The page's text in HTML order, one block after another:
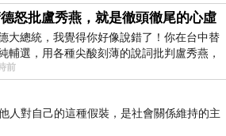
怒批盧秀燕，就是徹頭徹尾的心虛
大總統，我覺得你好像說錯了！你在台中替
輔選，用各種尖酸刻薄的說詞批判盧秀燕，
政滿意度輸給陳其邁，甚至還說盧
前
人對自己的這種假裝，是社會關係維持的主